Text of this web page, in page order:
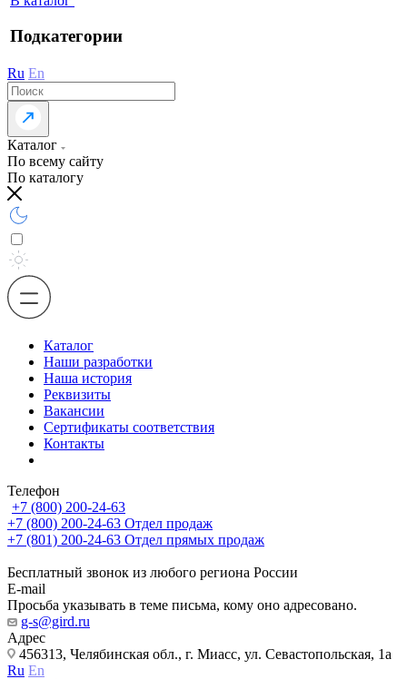
Подкатегории
Ru En
Каталог
По всему сайту
По каталогу
Каталог
Наши разработки
Наша история
Реквизиты
Вакансии
Сертификаты соответствия
Контакты
Телефон
+7 (800) 200-24-63
+7 (800) 200-24-63 Отдел продаж
+7 (801) 200-24-63 Отдел прямых продаж
Бесплатный звонок из любого региона России
E-mail
Просьба указывать в теме письма, кому оно адресовано.
g-s@gird.ru
Адрес
456313, Челябинская обл., г. Миасс, ул. Севастопольская, 1а
Ru En